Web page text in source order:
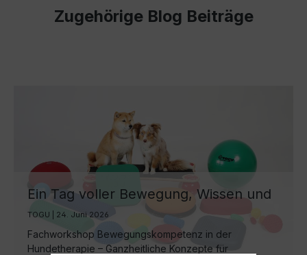
Zugehörige Blog Beiträge
Ein Tag voller Bewegung, Wissen und
Praxis
TOGU | 24. Juni 2026
Fachworkshop Bewegungskompetenz in der
Hundetherapie – Ganzheitliche Konzepte für